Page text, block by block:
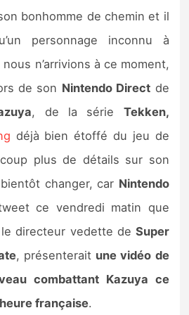
jeux Switch 2
bonhomme de chemin et il
personnage inconnu à
n’arrivions à ce moment,
de son Nintendo Direct de
, de la série Tekken,
déjà bien étoffé du jeu de
plus de détails sur son
changer, car Nintendo
ce vendredi matin que
directeur vedette de Super
, présenterait une vidéo de
combattant Kazuya ce
française.